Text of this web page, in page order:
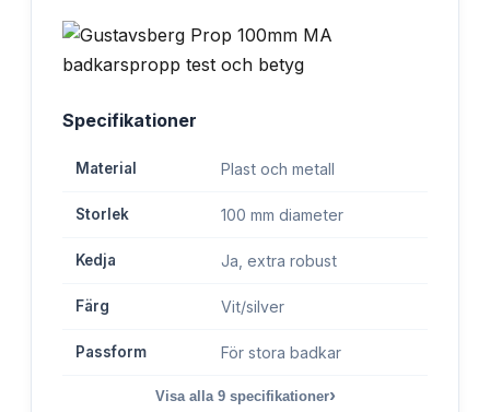
Specifikationer
Material Plast och metall
Storlek 100 mm diameter
Kedja Ja, extra robust
Färg Vit/silver
Passform För stora badkar
Visa alla 9specifikationer›